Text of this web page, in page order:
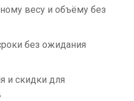
весу и объёму без
без ожидания
и скидки для